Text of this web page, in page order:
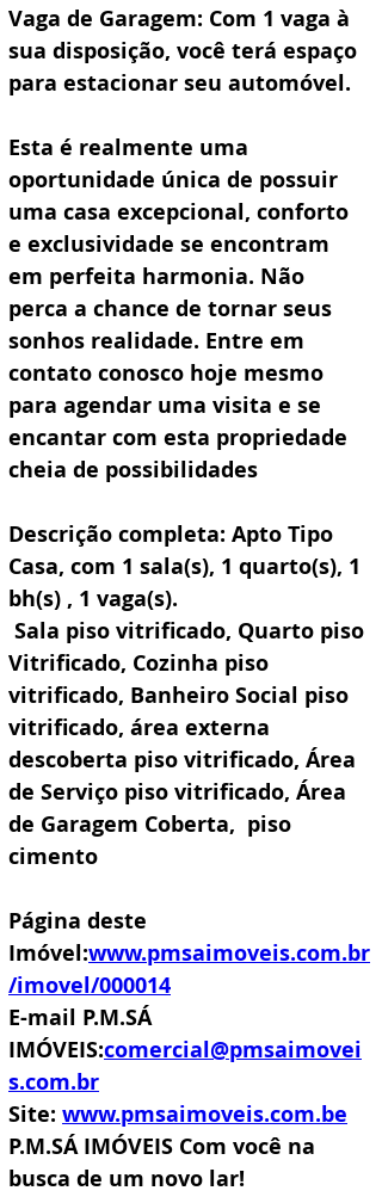
Vaga de Garagem: Com 1 vaga à
sua disposição, você terá espaço
para estacionar seu automóvel.
Esta é realmente uma
oportunidade única de possuir
uma casa excepcional, conforto
e exclusividade se encontram
em perfeita harmonia. Não
perca a chance de tornar seus
sonhos realidade. Entre em
contato conosco hoje mesmo
para agendar uma visita e se
encantar com esta propriedade
cheia de possibilidades
Descrição completa: Apto Tipo
Casa, com 1 sala(s), 1 quarto(s), 1
bh(s) , 1 vaga(s).
Vitrificado, Cozinha piso
vitrificado, Banheiro Social piso
vitrificado, área externa
descoberta piso vitrificado, Área
de Serviço piso vitrificado, Área
de Garagem Coberta,  piso
cimento
Página deste
Imóvel:www.pmsaimoveis.com.br
/imovel/000014
E-mail P.M.SÁ
IMÓVEIS:comercial@pmsaimovei
s.com.br
Site: www.pmsaimoveis.com.be
P.M.SÁ IMÓVEIS Com você na
busca de um novo lar!